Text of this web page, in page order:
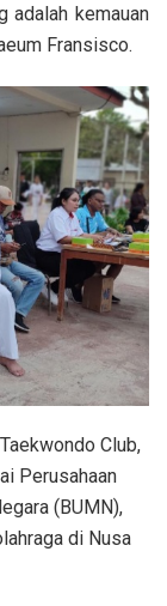
adalah kemauan
Fransisco.
Club,
Perusahaan
(BUMN),
di Nusa